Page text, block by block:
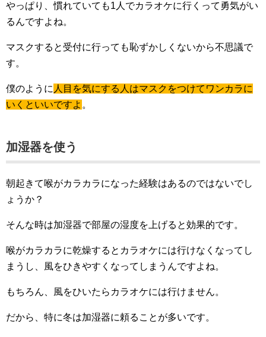
やっぱり、慣れていても1人でカラオケに行くって勇気がい
るんですよね。
マスクすると受付に行っても恥ずかしくないから不思議で
す。
僕のように 人目を気にする人はマスクをつけてワンカラに
いくといいですよ 。
加湿器を使う
朝起きて喉がカラカラになった経験はあるのではないでし
ょうか？
そんな時は加湿器で部屋の湿度を上げると効果的です。
喉がカラカラに乾燥するとカラオケには行けなくなってし
まうし、風をひきやすくなってしまうんですよね。
もちろん、風をひいたらカラオケには行けません。
だから、特に冬は加湿器に頼ることが多いです。